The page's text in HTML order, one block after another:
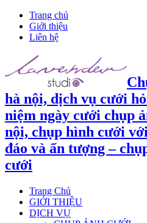
Trang chủ
Giới thiệu
Liên hệ
hà nội, dịch vụ cưới
niệm ngày cưới chụp
nội, chụp hình cưới
đáo và ấn tượng –
cưới
Trang Chủ
GIỚI THIỆU
DỊCH VỤ